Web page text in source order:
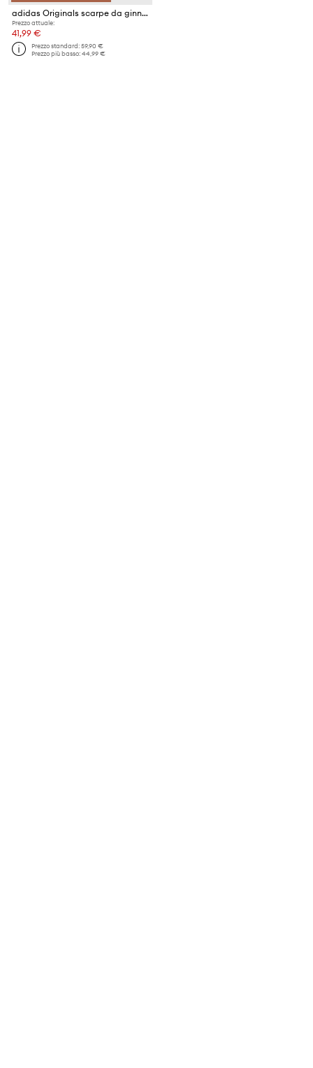
adidas Originals scarpe da ginnastica bambini CAMPUS VULC
Prezzo attuale:
41,99 €
Prezzo standard:59,90 €
Prezzo più basso:44,99 €